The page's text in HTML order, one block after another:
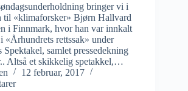
bringer vi i
til «klimaforsker» Bjørn Hallvard
i Finnmark, hvor han var innkalt
«Århundrets rettssak» under
Spektakel, samlet pressedekning
Altså et skikkelig spetakkel,…
12 februar, 2017